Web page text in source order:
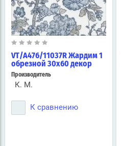
VT/A476/11037R Жардим 1
обрезной 30х60 декор
Производитель
К. М.
К сравнению